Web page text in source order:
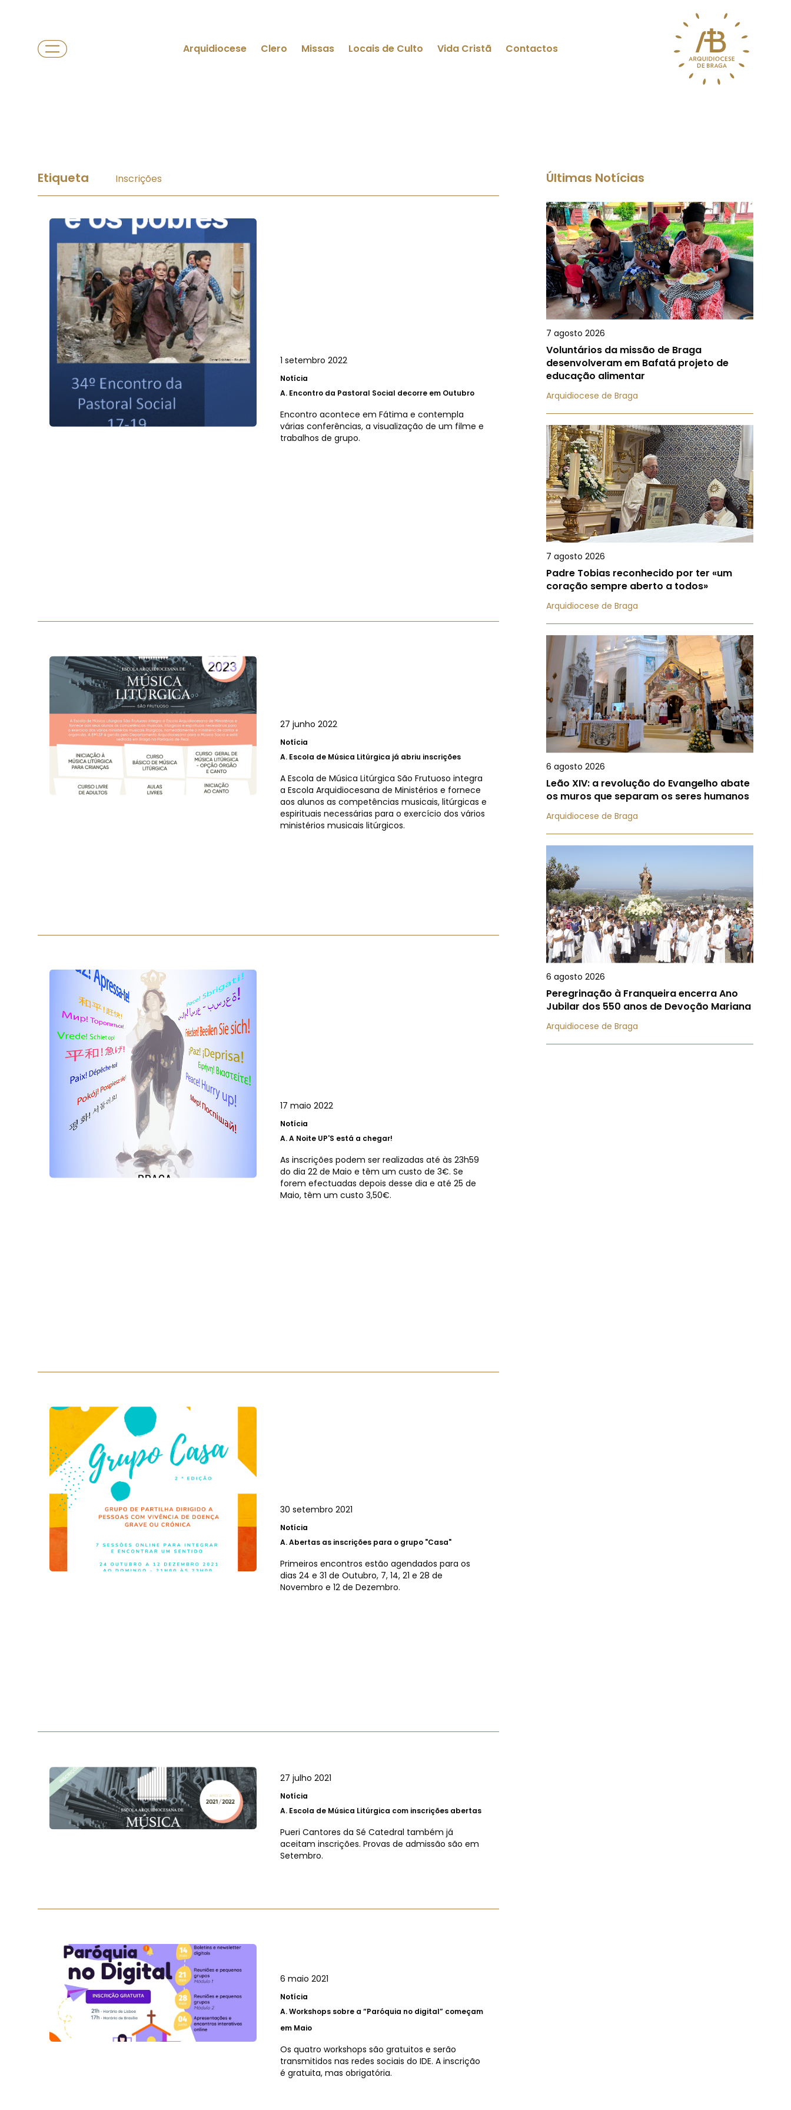
Arquidiocese Clero Missas Locais de Culto Vida Cristã Contactos
Etiqueta Inscrições
1 setembro 2022
Notícia
A. Encontro da Pastoral Social decorre em Outubro
Encontro acontece em Fátima e contempla
várias conferências, a visualização de um filme e
trabalhos de grupo.
27 junho 2022
Notícia
A. Escola de Música Litúrgica já abriu inscrições
A Escola de Música Litúrgica São Frutuoso integra
a Escola Arquidiocesana de Ministérios e fornece
aos alunos as competências musicais, litúrgicas e
espirituais necessárias para o exercício dos vários
ministérios musicais litúrgicos.
17 maio 2022
Notícia
A.A Noite UP'S está a chegar!
As inscrições podem ser realizadas até às 23h59
do dia 22 de Maio e têm um custo de 3€. Se
forem efectuadas depois desse dia e até 25 de
Maio, têm um custo 3,50€.
30 setembro 2021
Notícia
A.Abertas as inscrições para o grupo "Casa"
Primeiros encontros estão agendados para os
dias 24 e 31 de Outubro, 7, 14, 21 e 28 de
Novembro e 12 de Dezembro.
27 julho 2021
Notícia
A. Escola de Música Litúrgica com inscrições abertas
Pueri Cantores da Sé Catedral também já
aceitam inscrições. Provas de admissão são em
Setembro.
6 maio 2021
Notícia
A.Workshops sobre a “Paróquia no digital” começam
em Maio
Os quatro workshops são gratuitos e serão
transmitidos nas redes sociais do IDE. A inscrição
é gratuita, mas obrigatória.
Últimas Notícias
7 agosto 2026
Voluntários da missão de Braga
desenvolveram em Bafatá projeto de
educação alimentar
Arquidiocese de Braga
7 agosto 2026
Padre Tobias reconhecido por ter «um
coração sempre aberto a todos»
Arquidiocese de Braga
6 agosto 2026
Leão XIV: a revolução do Evangelho abate
os muros que separam os seres humanos
Arquidiocese de Braga
6 agosto 2026
Peregrinação à Franqueira encerra Ano
Jubilar dos 550 anos de Devoção Mariana
Arquidiocese de Braga